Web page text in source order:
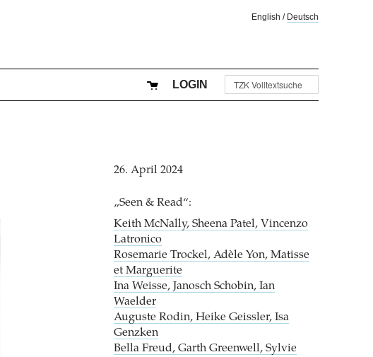
English / Deutsch
LOGIN
26. April 2024
„Seen & Read“:
Keith McNally, Sheena Patel, Vincenzo
Latronico
Rosemarie Trockel, Adèle Yon, Matisse
et Marguerite
Ina Weisse, Janosch Schobin, Ian
Waelder
Auguste Rodin, Heike Geissler, Isa
Genzken
Bella Freud, Garth Greenwell, Sylvie